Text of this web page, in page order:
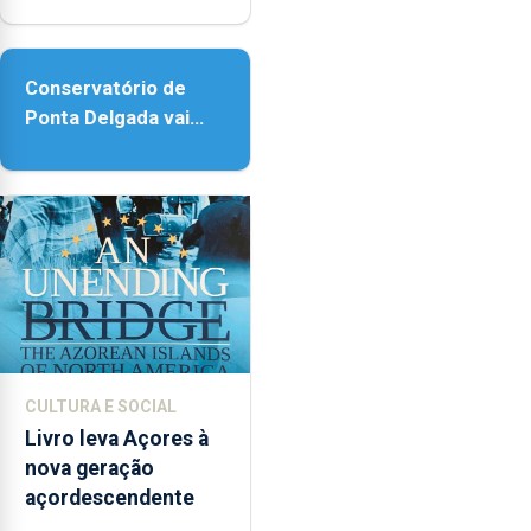
acessibilidade
Conservatório de
Ponta Delgada vai
instrumentos
CULTURA E SOCIAL
Livro leva Açores à
nova geração
açordescendente